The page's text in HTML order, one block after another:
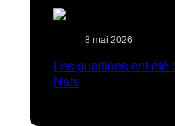
8 mai 2026
Les punitions ont été
Nats